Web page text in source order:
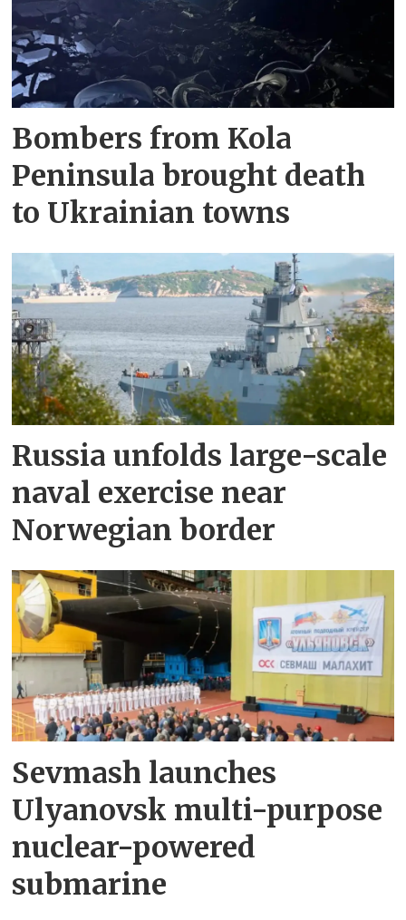
Bombers from Kola
Peninsula brought death
to Ukrainian towns
Russia unfolds large-scale
naval exercise near
Norwegian border
Sevmash launches
Ulyanovsk multi-purpose
nuclear-powered
submarine